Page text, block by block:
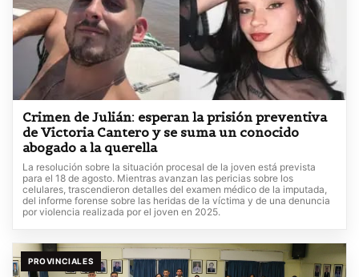
Crimen de Julián: esperan la prisión preventiva
de Victoria Cantero y se suma un conocido
abogado a la querella
La resolución sobre la situación procesal de la joven está prevista
para el 18 de agosto. Mientras avanzan las pericias sobre los
celulares, trascendieron detalles del examen médico de la imputada,
del informe forense sobre las heridas de la víctima y de una denuncia
por violencia realizada por el joven en 2025.
PROVINCIALES